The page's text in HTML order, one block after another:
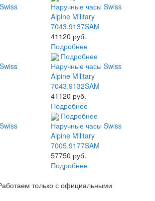
Наручные часы Swiss
Alpine Military
7043.9137SAM
41120 руб.
Подробнее
Подробнее
Наручные часы Swiss
Alpine Military
7043.9132SAM
41120 руб.
Подробнее
Подробнее
Наручные часы Swiss
Alpine Military
7005.9177SAM
57750 руб.
Подробнее
только с официальными